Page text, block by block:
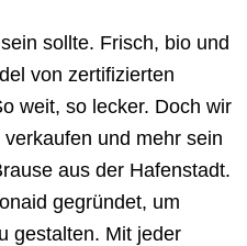
sollte. Frisch, bio und
von zertifizierten
weit, so lecker. Doch wir
und mehr sein
aus der Hafenstadt.
gegründet, um
gestalten. Mit jeder